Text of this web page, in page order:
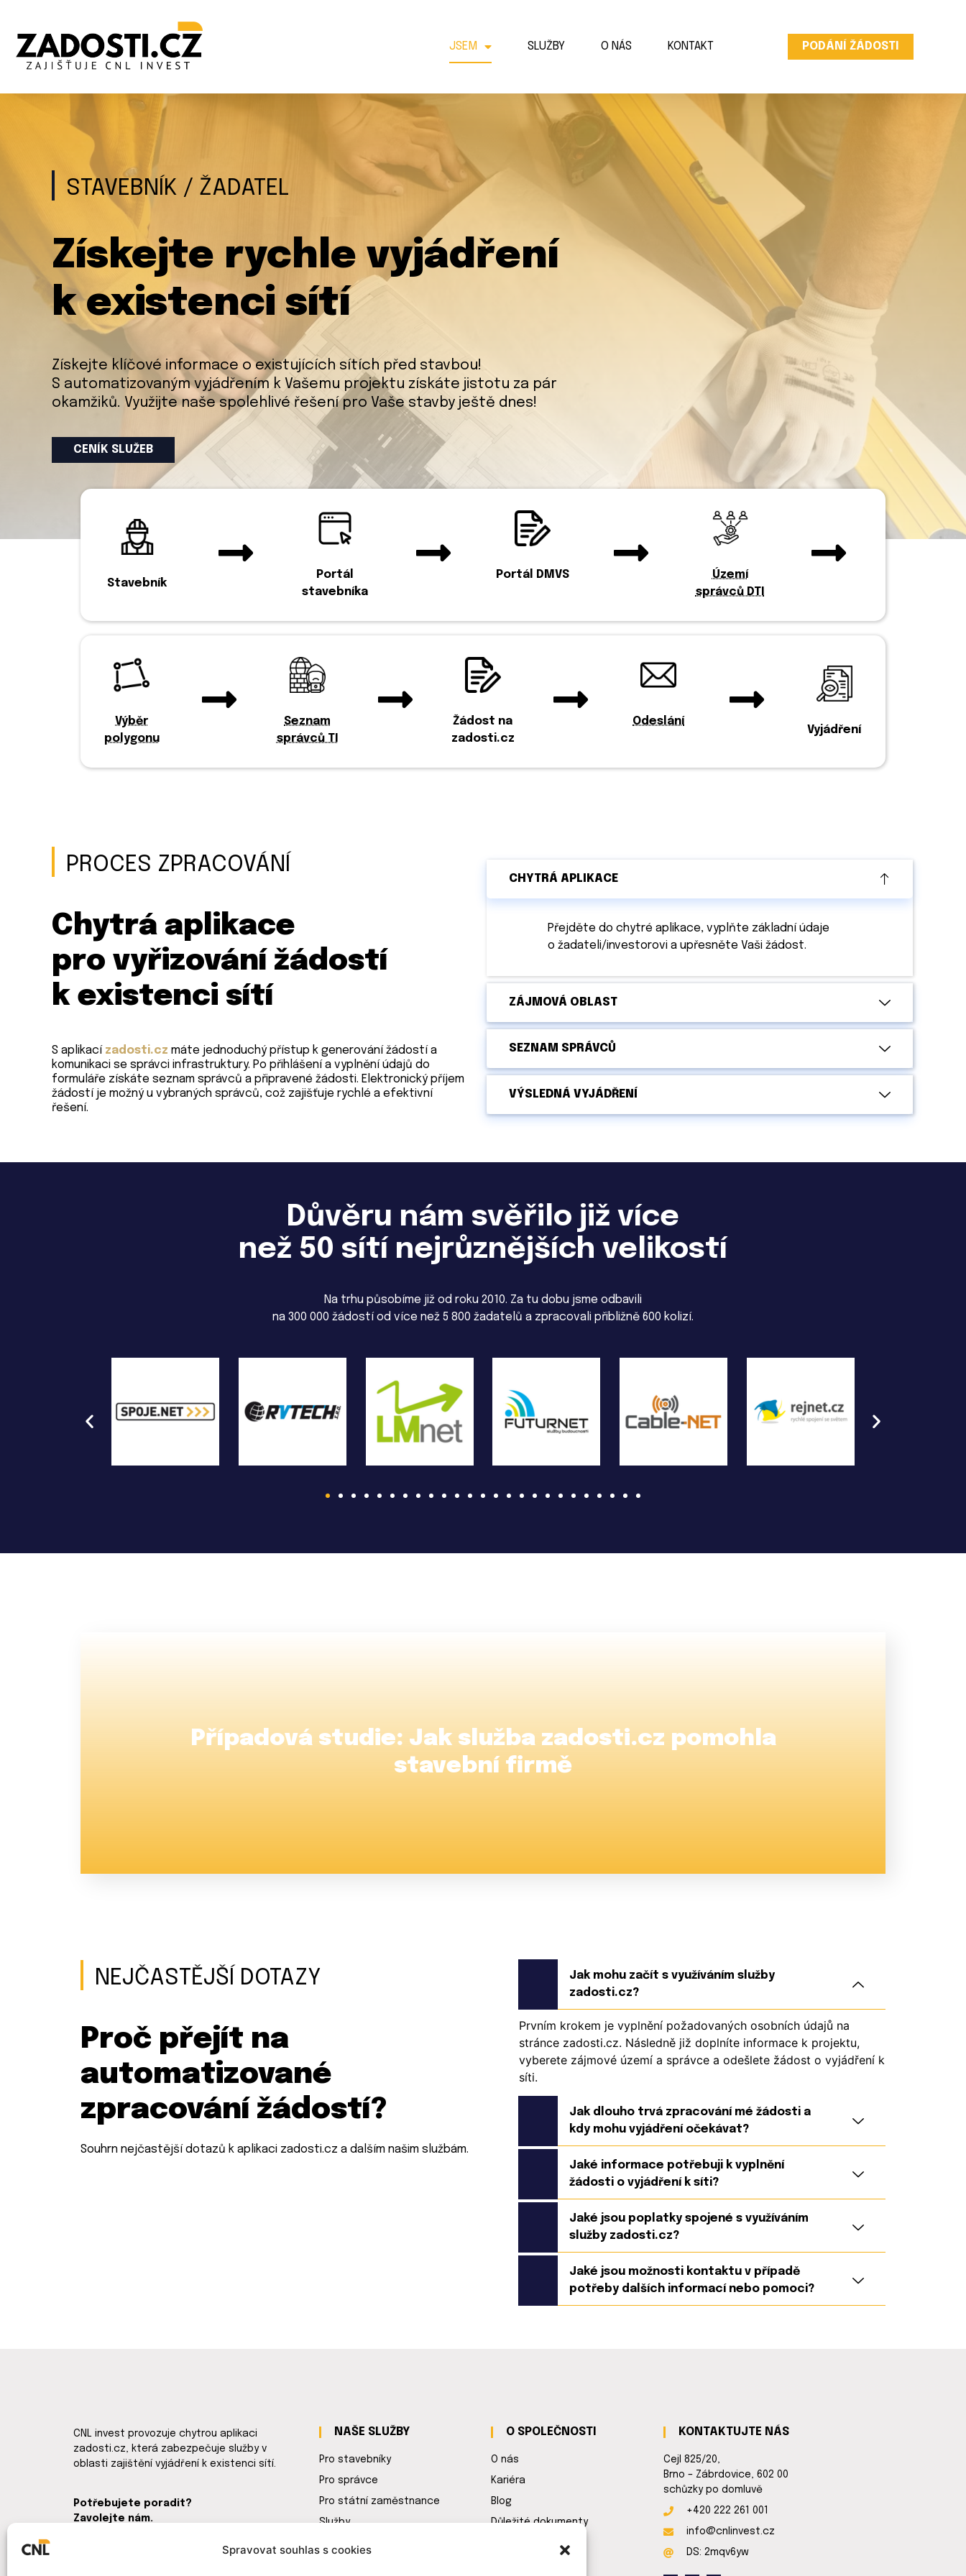
Spravovat souhlas s cookies
JSEM SLUŽBY O NÁS KONTAKT PODÁNÍ ŽÁDOSTI
STAVEBNÍK / ŽADATEL
Získejte rychle vyjádření
k existenci sítí
Získejte klíčové informace o existujících sítích před stavbou!
S automatizovaným vyjádřením k Vašemu projektu získáte jistotu za pár
okamžiků. Využijte naše spolehlivé řešení pro Vaše stavby ještě dnes!
CENÍK SLUŽEB
Stavebník
Portál
stavebníka
Portál DMVS
Území
správců DTI
Výběr
polygonu
Seznam
správců TI
Žádost na
zadosti.cz
Odeslání
Vyjádření
PROCES ZPRACOVÁNÍ
Chytrá aplikace
pro vyřizování žádostí
k existenci sítí
S aplikací zadosti.cz máte jednoduchý přístup k generování žádostí a
komunikaci se správci infrastruktury. Po přihlášení a vyplnění údajů do
formuláře získáte seznam správců a připravené žádosti. Elektronický příjem
žádostí je možný u vybraných správců, což zajišťuje rychlé a efektivní
řešení.
CHYTRÁ APLIKACE
Přejděte do chytré aplikace, vyplňte základní údaje
o žadateli/investorovi a upřesněte Vaši žádost.
ZÁJMOVÁ OBLAST
SEZNAM SPRÁVCŮ
VÝSLEDNÁ VYJÁDŘENÍ
Důvěru nám svěřilo již více
než 50 sítí nejrůznějších velikostí
Na trhu působíme již od roku 2010. Za tu dobu jsme odbavili
na 300 000 žádostí od více než 5 800 žadatelů a zpracovali přibližně 600 kolizí.
Případová studie: Jak služba zadosti.cz pomohla
stavební firmě
NEJČASTĚJŠÍ DOTAZY
Proč přejít na
automatizované
zpracování žádostí?
Souhrn nejčastější dotazů k aplikaci zadosti.cz a dalším našim službám.
Jak mohu začít s využíváním služby
zadosti.cz?
Prvním krokem je vyplnění požadovaných osobních údajů na
stránce zadosti.cz. Následně již doplníte informace k projektu,
vyberete zájmové území a správce a odešlete žádost o vyjádření k
síti.
Jak dlouho trvá zpracování mé žádosti a
kdy mohu vyjádření očekávat?
Jaké informace potřebuji k vyplnění
žádosti o vyjádření k síti?
Jaké jsou poplatky spojené s využíváním
služby zadosti.cz?
Jaké jsou možnosti kontaktu v případě
potřeby dalších informací nebo pomoci?
CNL invest provozuje chytrou aplikaci
zadosti.cz, která zabezpečuje služby v
oblasti zajištění vyjádření k existenci sítí.
Potřebujete poradit?
Zavolejte nám.
NAŠE SLUŽBY
Pro stavebníky
Pro správce
Pro státní zaměstnance
Služby
O SPOLEČNOSTI
O nás
Kariéra
Blog
Důležité dokumenty
KONTAKTUJTE NÁS
Cejl 825/20,
Brno – Zábrdovice, 602 00
schůzky po domluvě
+420 222 261 001
info@cnlinvest.cz
DS: 2mqv6yw